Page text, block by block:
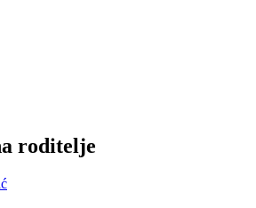
roditelje